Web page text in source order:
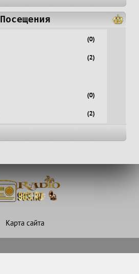
Посещения
(0)
(2)
(0)
(2)
Карта сайта